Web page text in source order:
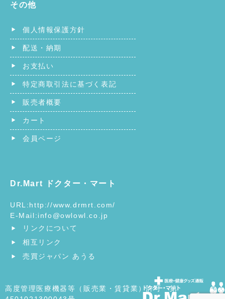
その他
個人情報保護方針
配送・納期
お支払い
特定商取引法に基づく表記
販売者概要
カート
会員ページ
Dr.Mart ドクター・マート
URL:http://www.drmrt.com/
E-Mail:info@owlowl.co.jp
リンクについて
相互リンク
売買ジャパン あうる
高度管理医療機器等（販売業・賃貸業）許可 第